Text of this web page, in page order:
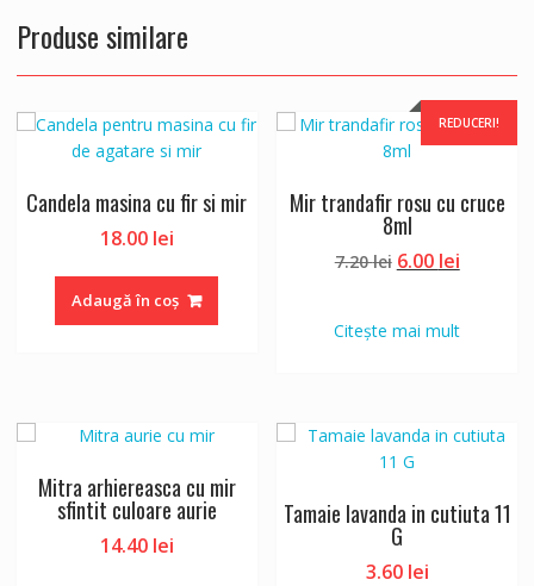
Produse similare
Candela masina cu fir si mir
18.00 lei
Adaugă în coș
REDUCERI!
Mir trandafir rosu cu cruce
8ml
7.20lei Prețul
fost:
6.00 leiPrețul
6.00 lei.
Citește mai mult
Mitra arhiereasca cu mir
sfintit culoare aurie
14.40 lei
Tamaie lavanda in cutiuta 11
G
3.60 lei